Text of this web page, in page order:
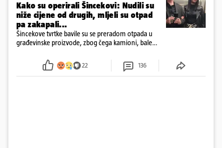
Kako su operirali Šincekovi: Nudili su
niže cijene od drugih, mljeli su otpad
pa zakapali...
Šincekove tvrtke bavile su se preradom otpada u
građevinske proizvode, zbog čega kamioni, bale
22 136